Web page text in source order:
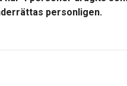
personligen.